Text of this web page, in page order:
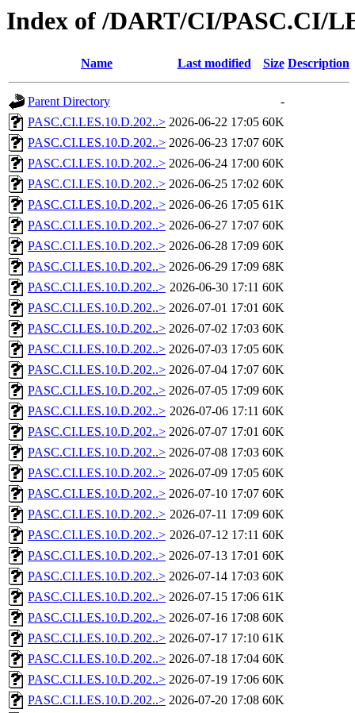
Index of /DART/CI/PASC.CI/
Name Last modified Size Description
Parent Directory
-
PASC.CI.LES.10.D.202..> 2026-06-22 17:05 60K
PASC.CI.LES.10.D.202..> 2026-06-23 17:07 60K
PASC.CI.LES.10.D.202..> 2026-06-24 17:00 60K
PASC.CI.LES.10.D.202..> 2026-06-25 17:02 60K
PASC.CI.LES.10.D.202..> 2026-06-26 17:05 61K
PASC.CI.LES.10.D.202..> 2026-06-27 17:07 60K
PASC.CI.LES.10.D.202..> 2026-06-28 17:09 60K
PASC.CI.LES.10.D.202..> 2026-06-29 17:09 68K
PASC.CI.LES.10.D.202..> 2026-06-30 17:11 60K
PASC.CI.LES.10.D.202..> 2026-07-01 17:01 60K
PASC.CI.LES.10.D.202..> 2026-07-02 17:03 60K
PASC.CI.LES.10.D.202..> 2026-07-03 17:05 60K
PASC.CI.LES.10.D.202..> 2026-07-04 17:07 60K
PASC.CI.LES.10.D.202..> 2026-07-05 17:09 60K
PASC.CI.LES.10.D.202..> 2026-07-06 17:11 60K
PASC.CI.LES.10.D.202..> 2026-07-07 17:01 60K
PASC.CI.LES.10.D.202..> 2026-07-08 17:03 60K
PASC.CI.LES.10.D.202..> 2026-07-09 17:05 60K
PASC.CI.LES.10.D.202..> 2026-07-10 17:07 60K
PASC.CI.LES.10.D.202..> 2026-07-11 17:09 60K
PASC.CI.LES.10.D.202..> 2026-07-12 17:11 60K
PASC.CI.LES.10.D.202..> 2026-07-13 17:01 60K
PASC.CI.LES.10.D.202..> 2026-07-14 17:03 60K
PASC.CI.LES.10.D.202..> 2026-07-15 17:06 61K
PASC.CI.LES.10.D.202..> 2026-07-16 17:08 60K
PASC.CI.LES.10.D.202..> 2026-07-17 17:10 61K
PASC.CI.LES.10.D.202..> 2026-07-18 17:04 60K
PASC.CI.LES.10.D.202..> 2026-07-19 17:06 60K
PASC.CI.LES.10.D.202..> 2026-07-20 17:08 60K